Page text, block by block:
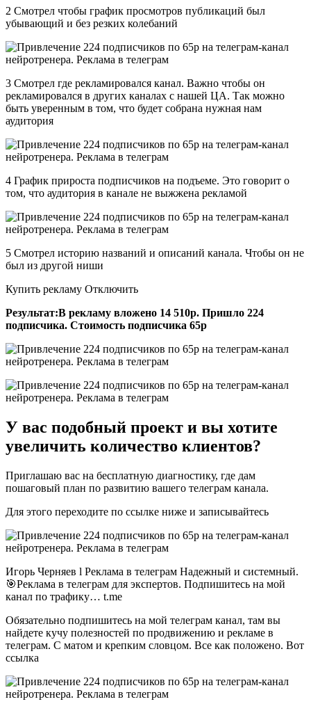
2 Смотрел чтобы график просмотров публикаций был
убывающий и без резких колебаний
3 Смотрел где рекламировался канал. Важно чтобы он
рекламировался в других каналах с нашей ЦА. Так можно
быть уверенным в том, что будет собрана нужная нам
аудитория
4 График прироста подписчиков на подъеме. Это говорит о
том, что аудитория в канале не выжжена рекламой
5 Смотрел историю названий и описаний канала. Чтобы он не
был из другой ниши
Купить рекламу Отключить
Результат:В рекламу вложено 14 510р. Пришло 224
подписчика. Стоимость подписчика 65р
У вас подобный проект и вы хотите
увеличить количество клиентов?
Приглашаю вас на бесплатную диагностику, где дам
пошаговый план по развитию вашего телеграм канала.
Для этого переходите по ссылке ниже и записывайтесь
Игорь Черняев l Реклама в телеграм Надежный и системный.
🎯Реклама в телеграм для экспертов. Подпишитесь на мой
канал по трафику… t.me
Обязательно подпишитесь на мой телеграм канал, там вы
найдете кучу полезностей по продвижению и рекламе в
телеграм. С матом и крепким словцом. Все как положено. Вот
ссылка